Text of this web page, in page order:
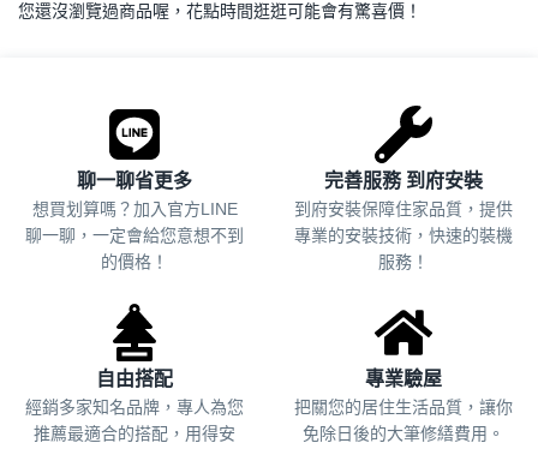
您還沒瀏覽過商品喔，花點時間逛逛可能會有驚喜價！
聊一聊省更多
想買划算嗎？加入官方LINE
聊一聊，一定會給您意想不到
的價格！
完善服務 到府安裝
到府安裝保障住家品質，提供
專業的安裝技術，快速的裝機
服務！
自由搭配
經銷多家知名品牌，專人為您
推薦最適合的搭配，用得安
專業驗屋
把關您的居住生活品質， 讓你
免除日後的大筆修繕費用。